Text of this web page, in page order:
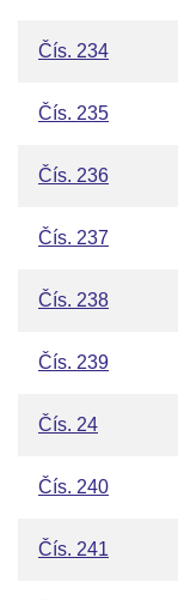
Čís. 234
Čís. 235
Čís. 236
Čís. 237
Čís. 238
Čís. 239
Čís. 24
Čís. 240
Čís. 241